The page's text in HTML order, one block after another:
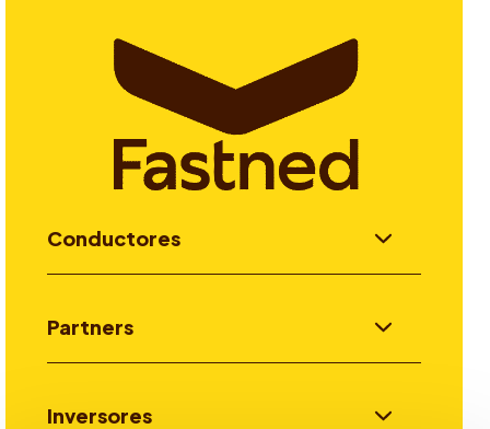
Conductores
Partners
Inversores